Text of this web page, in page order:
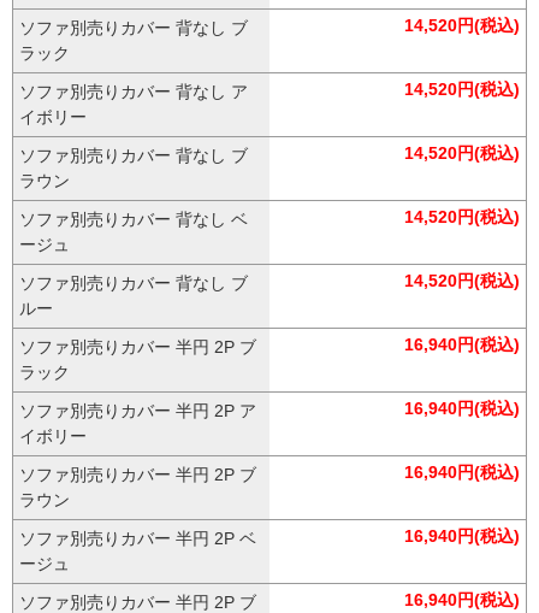
ソファ別売りカバー 背なし ブ
ラック
14,520円(税込)
ソファ別売りカバー 背なし ア
イボリー
14,520円(税込)
ソファ別売りカバー 背なし ブ
ラウン
14,520円(税込)
ソファ別売りカバー 背なし ベ
ージュ
14,520円(税込)
ソファ別売りカバー 背なし ブ
ルー
14,520円(税込)
ソファ別売りカバー 半円 2P ブ
ラック
16,940円(税込)
ソファ別売りカバー 半円 2P ア
イボリー
16,940円(税込)
ソファ別売りカバー 半円 2P ブ
ラウン
16,940円(税込)
ソファ別売りカバー 半円 2P ベ
ージュ
16,940円(税込)
ソファ別売りカバー 半円 2P ブ
16,940円(税込)